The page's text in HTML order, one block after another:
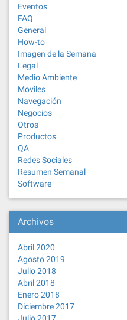
Eventos
FAQ
General
How-to
Imagen de la Semana
Legal
Medio Ambiente
Moviles
Navegación
Negocios
Otros
Productos
QA
Redes Sociales
Resumen Semanal
Software
Archivos
Abril 2020
Agosto 2019
Julio 2018
Abril 2018
Enero 2018
Diciembre 2017